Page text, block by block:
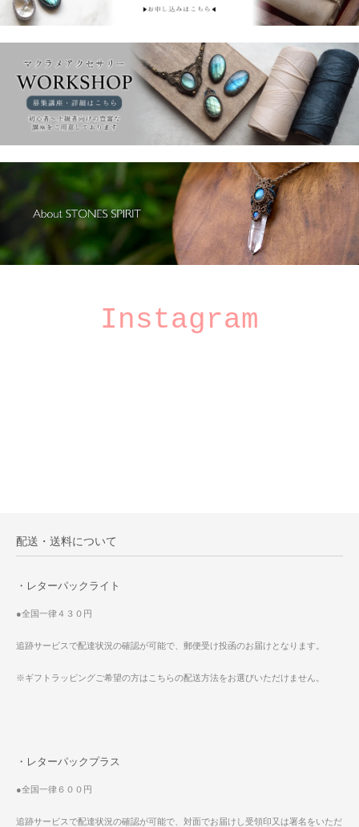
Instagram
配送・送料について
・レターパックライト
●全国一律４３０円
追跡サービスで配達状況の確認が可能で、郵便受け投函のお届けとなります。
※ギフトラッピングご希望の方はこちらの配送方法をお選びいただけません。
・レターパックプラス
●全国一律６００円
追跡サービスで配達状況の確認が可能で、対面でお届けし受領印又は署名をいただ